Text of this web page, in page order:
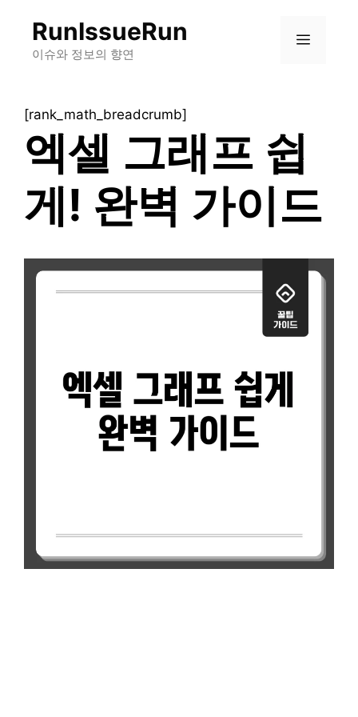
RunIssueRun
이슈와 정보의 향연
메
[rank_math_breadcrumb]
엑셀 그래프 쉽
게! 완벽 가이드